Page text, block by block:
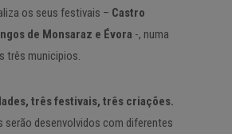
os seus festivais – Castro
de Monsaraz e Évora -, numa
três municipios.
três festivais, três criações.
serão desenvolvidos com diferentes